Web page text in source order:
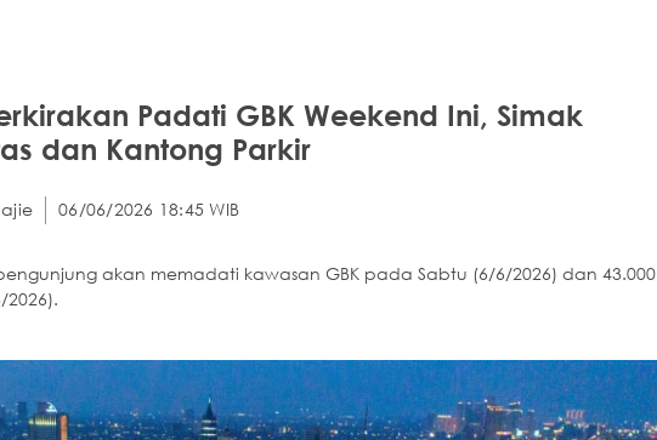
Padati GBK Weekend Ini, Simak
dan Kantong Parkir
06/06/2026 18:45 WIB
akan memadati kawasan GBK pada Sabtu (6/6/2026) dan 43.000